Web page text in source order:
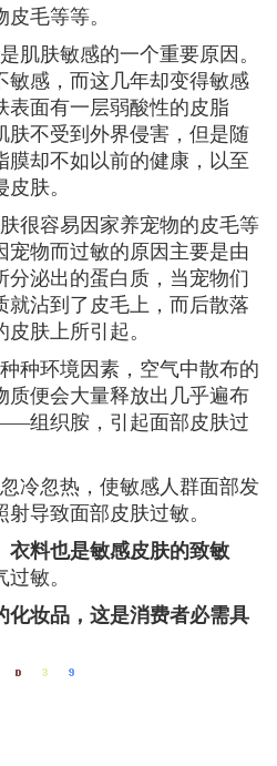
毛等等。
肌肤敏感的一个重要原因。
敏感，而这几年却变得敏感
表面有一层弱酸性的皮脂
肤不受到外界侵害，但是随
膜却不如以前的健康，以至
肤。
很容易因家养宠物的皮毛等
宠物而过敏的原因主要是由
分泌出的蛋白质，当宠物们
就沾到了皮毛上，而后散落
肤上所引起。
种环境因素，空气中散布的
质便会大量释放出几乎遍布
组织胺，引起面部皮肤过
冷忽热，使敏感人群面部发
导致面部皮肤过敏。
衣料也是敏感皮肤的致敏
敏。
化妆品，这是消费者必需具